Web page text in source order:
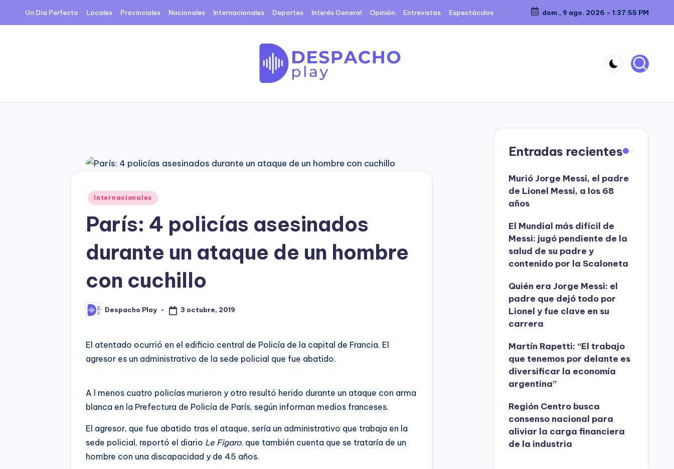
Skip
Un Día Perfecto Locales Provinciales Nacionales Internacionales Deportes Interés General Opinión Entrevistas Espectáculos dom., 9 ago. 2026 - 1:37:55 PM
D
p
h
o
Posted
Internacionales
París: 4 policías asesinados
durante un ataque de un hombre
con cuchillo
Posted
by
Despacho Play 3 octubre, 2019
El atentado ocurrió en el edificio central de Policía de la capital de Francia. El
agresor es un administrativo de la sede policial que fue abatido.
A l menos cuatro policías murieron y otro resultó herido durante un ataque con arma
blanca en la Prefectura de Policía de París, según informan medios franceses.
El agresor, que fue abatido tras el ataque, sería un administrativo que trabaja en la
sede policial, reportó el diario Le Figaro, que también cuenta que se trataría de un
hombre con una discapacidad y de 45 años.
Entradas recientes
Murió Jorge Messi, el padre
de Lionel Messi, a los 68
años
El Mundial más difícil de
Messi: jugó pendiente de la
salud de su padre y
contenido por la Scaloneta
Quién era Jorge Messi: el
padre que dejó todo por
Lionel y fue clave en su
carrera
Martín Rapetti: “El trabajo
que tenemos por delante es
diversificar la economía
argentina”
Región Centro busca
consenso nacional para
aliviar la carga financiera
de la industria